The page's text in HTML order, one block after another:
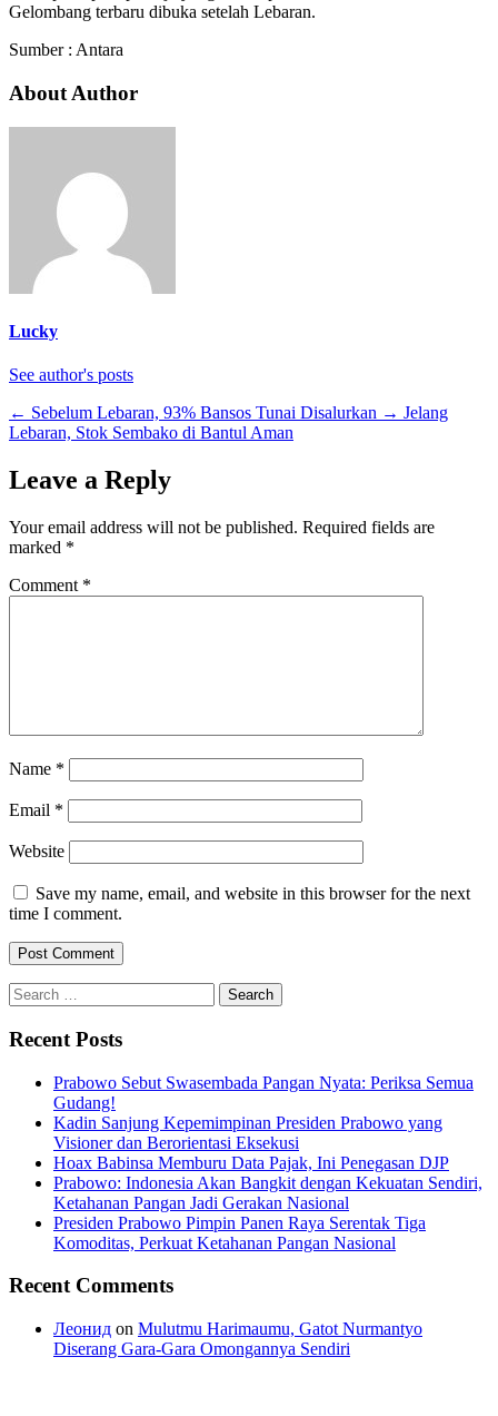
Gelombang terbaru dibuka setelah Lebaran.
Sumber : Antara
About Author
Lucky
See author's posts
← Sebelum Lebaran, 93% Bansos Tunai Disalurkan → Jelang
Lebaran, Stok Sembako di Bantul Aman
Leave a Reply
Your email address will not be published. Required fields are
marked *
Comment *
Name *
Email *
Website
Save my name, email, and website in this browser for the next
time I comment.
Search
for:
Recent Posts
Prabowo Sebut Swasembada Pangan Nyata: Periksa Semua
Gudang!
Kadin Sanjung Kepemimpinan Presiden Prabowo yang
Visioner dan Berorientasi Eksekusi
Hoax Babinsa Memburu Data Pajak, Ini Penegasan DJP
Prabowo: Indonesia Akan Bangkit dengan Kekuatan Sendiri,
Ketahanan Pangan Jadi Gerakan Nasional
Presiden Prabowo Pimpin Panen Raya Serentak Tiga
Komoditas, Perkuat Ketahanan Pangan Nasional
Recent Comments
Леонид on Mulutmu Harimaumu, Gatot Nurmantyo
Diserang Gara-Gara Omongannya Sendiri